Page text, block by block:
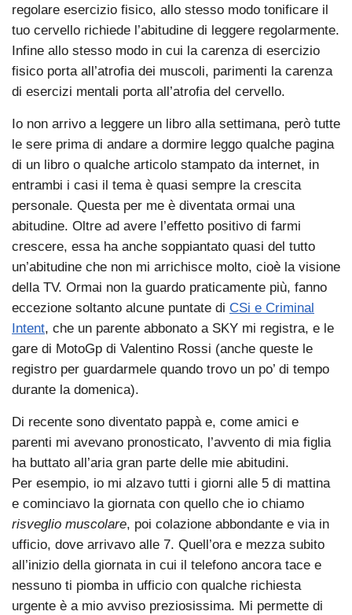
regolare esercizio fisico, allo stesso modo tonificare il
tuo cervello richiede l’abitudine di leggere regolarmente.
Infine allo stesso modo in cui la carenza di esercizio
fisico porta all’atrofia dei muscoli, parimenti la carenza
di esercizi mentali porta all’atrofia del cervello.
Io non arrivo a leggere un libro alla settimana, però tutte
le sere prima di andare a dormire leggo qualche pagina
di un libro o qualche articolo stampato da internet, in
entrambi i casi il tema è quasi sempre la crescita
personale. Questa per me è diventata ormai una
abitudine. Oltre ad avere l’effetto positivo di farmi
crescere, essa ha anche soppiantato quasi del tutto
un’abitudine che non mi arrichisce molto, cioè la visione
della TV. Ormai non la guardo praticamente più, fanno
eccezione soltanto alcune puntate di CSi e Criminal
Intent, che un parente abbonato a SKY mi registra, e le
gare di MotoGp di Valentino Rossi (anche queste le
registro per guardarmele quando trovo un po’ di tempo
durante la domenica).
Di recente sono diventato pappà e, come amici e
parenti mi avevano pronosticato, l’avvento di mia figlia
ha buttato all’aria gran parte delle mie abitudini.
Per esempio, io mi alzavo tutti i giorni alle 5 di mattina
e cominciavo la giornata con quello che io chiamo
risveglio muscolare, poi colazione abbondante e via in
ufficio, dove arrivavo alle 7. Quell’ora e mezza subito
all’inizio della giornata in cui il telefono ancora tace e
nessuno ti piomba in ufficio con qualche richiesta
urgente è a mio avviso preziosissima. Mi permette di